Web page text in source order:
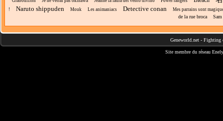
! Naruto shippuden Mouk Les animaniacs Detective conan Mes parrains sont
de la rue broca
Geneworld.net - Fighting
Site membre du réseau